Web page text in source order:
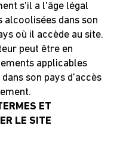
SOUTIEN
s'il a l'âge légal
alcoolisées dans son
où il accède au site.
peut être en
applicables
son pays d'accès
ET
LE SITE